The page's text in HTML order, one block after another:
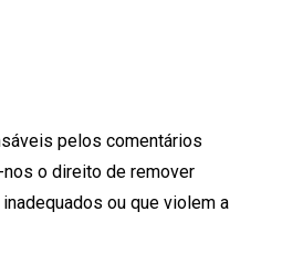
pelos comentários
o direito de remover
ou que violem a